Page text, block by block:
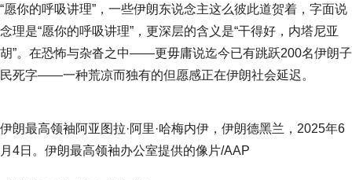
“愿你的呼吸讲理”，一些伊朗东说念主这么彼此道贺着，字面说
念理是“愿你的呼吸讲理”，更深层的含义是“干得好，内塔尼亚
胡”。在恐怖与杂沓之中——更毋庸说迄今已有跳跃200名伊朗子
民死字——一种荒凉而独有的但愿感正在伊朗社会延迟。
伊朗最高领袖阿亚图拉·阿里·哈梅内伊，伊朗德黑兰，2025年6
月4日。伊朗最高领袖办公室提供的像片/AAP